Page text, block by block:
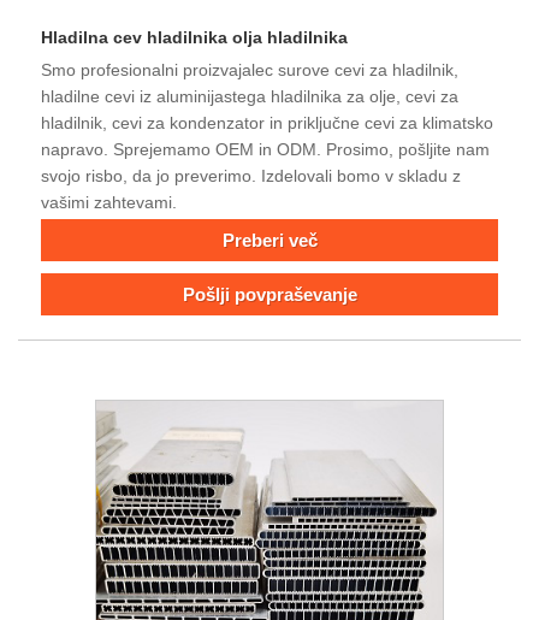
Hladilna cev hladilnika olja hladilnika
Smo profesionalni proizvajalec surove cevi za hladilnik,
hladilne cevi iz aluminijastega hladilnika za olje, cevi za
hladilnik, cevi za kondenzator in priključne cevi za klimatsko
napravo. Sprejemamo OEM in ODM. Prosimo, pošljite nam
svojo risbo, da jo preverimo. Izdelovali bomo v skladu z
vašimi zahtevami.
Preberi več
Pošlji povpraševanje